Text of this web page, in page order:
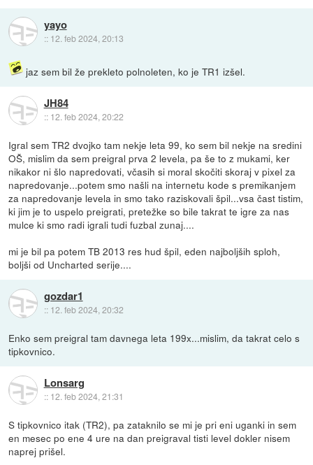
yayo
:: 12. feb 2024, 20:13
jaz sem bil že prekleto polnoleten, ko je TR1 izšel.
JH84
:: 12. feb 2024, 20:22
Igral sem TR2 dvojko tam nekje leta 99, ko sem bil nekje na sredini
OŠ, mislim da sem preigral prva 2 levela, pa še to z mukami, ker
nikakor ni šlo napredovati, včasih si moral skočiti skoraj v pixel za
napredovanje...potem smo našli na internetu kode s premikanjem
za napredovanje levela in smo tako raziskovali špil...vsa čast tistim,
ki jim je to uspelo preigrati, pretežke so bile takrat te igre za nas
mulce ki smo radi igrali tudi fuzbal zunaj....
mi je bil pa potem TB 2013 res hud špil, eden najboljših sploh,
boljši od Uncharted serije....
gozdar1
:: 12. feb 2024, 20:32
Enko sem preigral tam davnega leta 199x...mislim, da takrat celo s
tipkovnico.
Lonsarg
:: 12. feb 2024, 21:31
S tipkovnico itak (TR2), pa zataknilo se mi je pri eni uganki in sem
en mesec po ene 4 ure na dan preigraval tisti level dokler nisem
naprej prišel.